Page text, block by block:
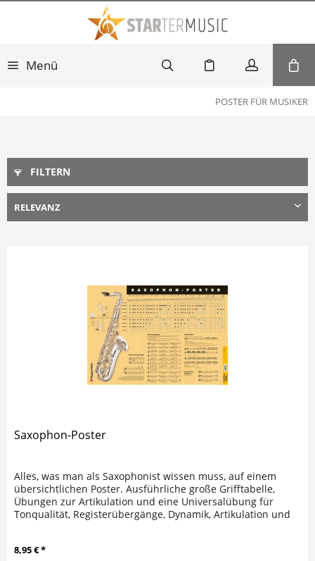
Menü
POSTER FÜR MUSIKER
FILTERN
Saxophon-Poster
Alles, was man als Saxophonist wissen muss, auf einem
übersichtlichen Poster. Ausführliche große Grifftabelle,
Übungen zur Artikulation und eine Universalübung für
Tonqualität, Registerübergänge, Dynamik, Artikulation und
8,95 € *